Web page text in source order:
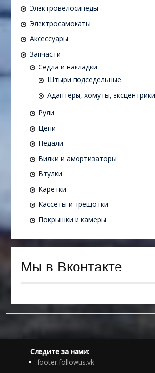
Электровелосипеды
Электросамокаты
Аксессуары
Запчасти
Седла и накладки
Штыри подседельные
Адаптеры, хомуты, эксцентрики
Рули
Цепи
Педали
Вилки и амортизаторы
Втулки
Каретки
Кассеты и трещотки
Покрышки и камеры
Мы в Вконтакте
Следите за нами:
footer.followus.vk